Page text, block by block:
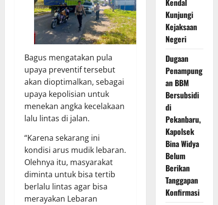
Bagus mengatakan pula
upaya preventif tersebut
akan dioptimalkan, sebagai
upaya kepolisian untuk
menekan angka kecelakaan
lalu lintas di jalan.
“Karena sekarang ini
kondisi arus mudik lebaran.
Olehnya itu, masyarakat
diminta untuk bisa tertib
berlalu lintas agar bisa
merayakan Lebaran
Kendal
Kunjungi
Kejaksaan
Negeri
Dugaan
Penampung
an BBM
Bersubsidi
di
Pekanbaru,
Kapolsek
Bina Widya
Belum
Berikan
Tanggapan
Konfirmasi